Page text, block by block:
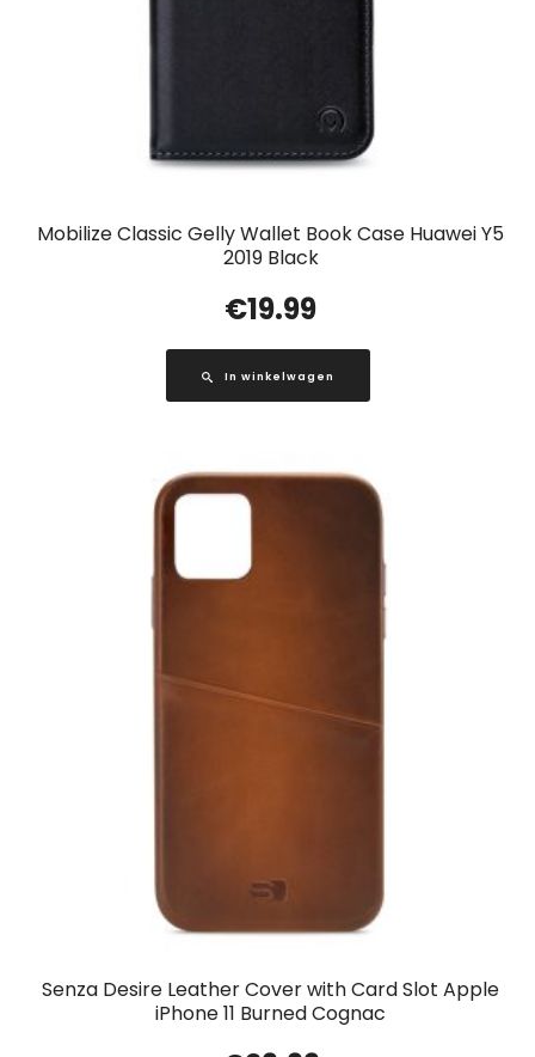
Mobilize Classic Gelly Wallet Book Case Huawei Y5
2019 Black
€19.99
In winkelwagen
Senza Desire Leather Cover with Card Slot Apple
iPhone 11 Burned Cognac